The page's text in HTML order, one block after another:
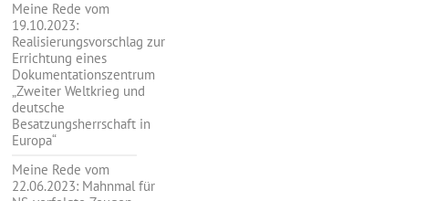
Meine Rede vom
19.10.2023:
Realisierungsvorschlag zur
Errichtung eines
Dokumentationszentrum
„Zweiter Weltkrieg und
deutsche
Besatzungsherrschaft in
Europa“
Meine Rede vom
22.06.2023: Mahnmal für